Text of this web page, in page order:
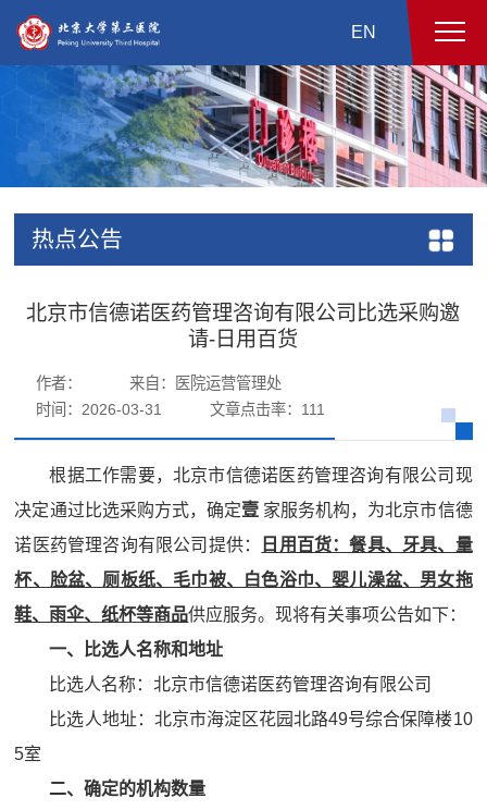
EN
热点公告
北京市信德诺医药管理咨询有限公司比选采购邀
请-日用百货
作者：
来自：医院运营管理处
时间：2026-03-31
文章点击率： 111
根据工作需要，北京市信德诺医药管理咨询有限公司现
决定通过比选采购方式，确定壹 家服务机构，为北京市信德
诺医药管理咨询有限公司提供：
日用百货：餐具、牙具、量
杯、脸盆、厕板纸、毛巾被、白色浴巾、婴儿澡盆、男女拖
鞋、雨伞、纸杯等商品供应服务。现将有关事项公告如下：
一、比选人名称和地址
比选人名称：北京市信德诺医药管理咨询有限公司
比选人地址：北京市海淀区花园北路49号综合保障楼10
5室
二、确定的机构数量